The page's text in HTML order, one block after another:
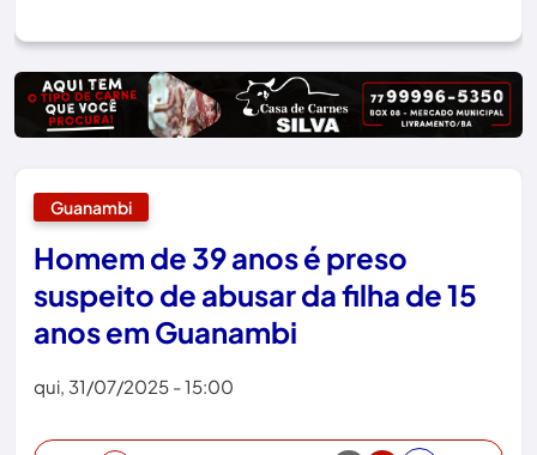
Guanambi
Homem de 39 anos é preso
suspeito de abusar da filha de 15
anos em Guanambi
qui, 31/07/2025 - 15:00